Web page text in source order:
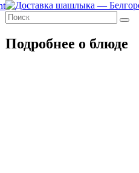
Подробнее о блюде